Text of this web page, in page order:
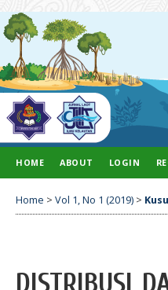
HOME ABOUT LOGIN
Home > Vol 1, No 1 (2019) >
DISTRIBUSI